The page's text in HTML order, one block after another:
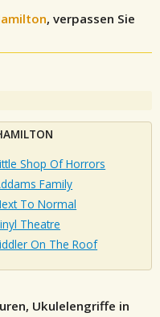
, verpassen Sie
Shop Of Horrors
Family
To Normal
Theatre
On The Roof
Ukulelengriffe in